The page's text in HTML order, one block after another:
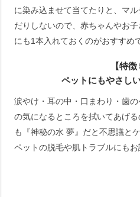
に染み込ませて当てたりと、マ
だりしないので、赤ちゃんやお
にも1本入れておくのがおすすめ
【特徴
ペットにもやさし
涙やけ・耳の中・口まわり・歯
の気になるところを拭いてあげ
も『神秘の水 夢』だと不思議と
ペットの脱毛や肌トラブルにもお